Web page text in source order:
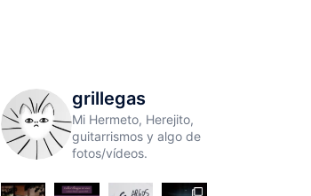
grillegas
Mi Hermeto, Herejito,
guitarrismos y algo de
fotos/vídeos.